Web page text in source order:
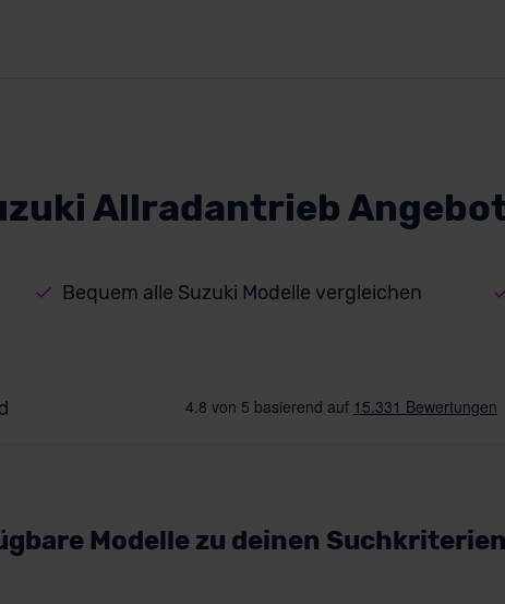
Allradantrieb
Bequem alle Suzuki Modelle vergleichen
Modelle zu deinen Suchkriterien